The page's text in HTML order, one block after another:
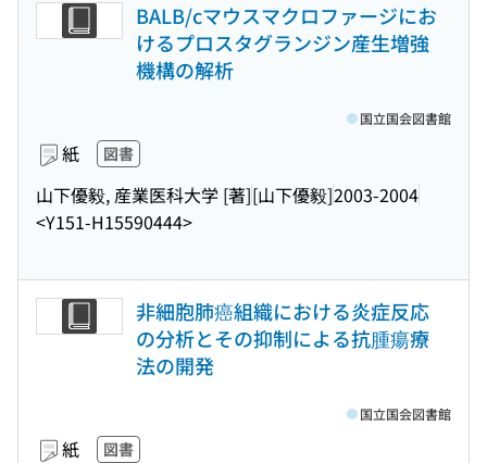
BALB/cマウスマクロファージにお
けるプロスタグランジン産生増強
機構の解析
紙 図書
山下優毅, 産業医科大学 [著][山下優毅]2003-2004
<Y151-H15590444>
国立国会図書館
非細胞肺癌組織における炎症反応
の分析とその抑制による抗腫瘍療
法の開発
紙 図書
国立国会図書館